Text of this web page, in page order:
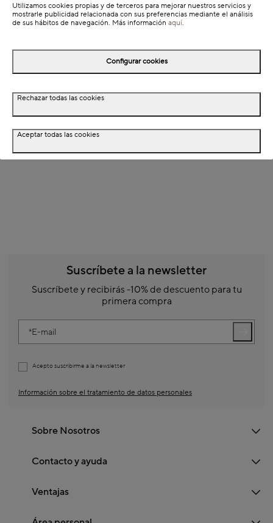
Detalles del producto
Detalles del producto
Suscríbete a la newsletter
Suscríbete y recibirás -10% de descuento para tu
primera compra
E-mail
Acepto suscribirme a la newsletter
Información sobre el tratamiento de datos personales
Sobre Nosotros
Contacto y ayuda
Ventajas
Utilizamos cookies propias y de terceros para mejorar nuestros servicios y
mostrarle publicidad relacionada con sus preferencias mediante el análisis
de sus hábitos de navegación. Más información aquí.
Configurar cookies
Rechazar todas las cookies
Aceptar todas las cookies